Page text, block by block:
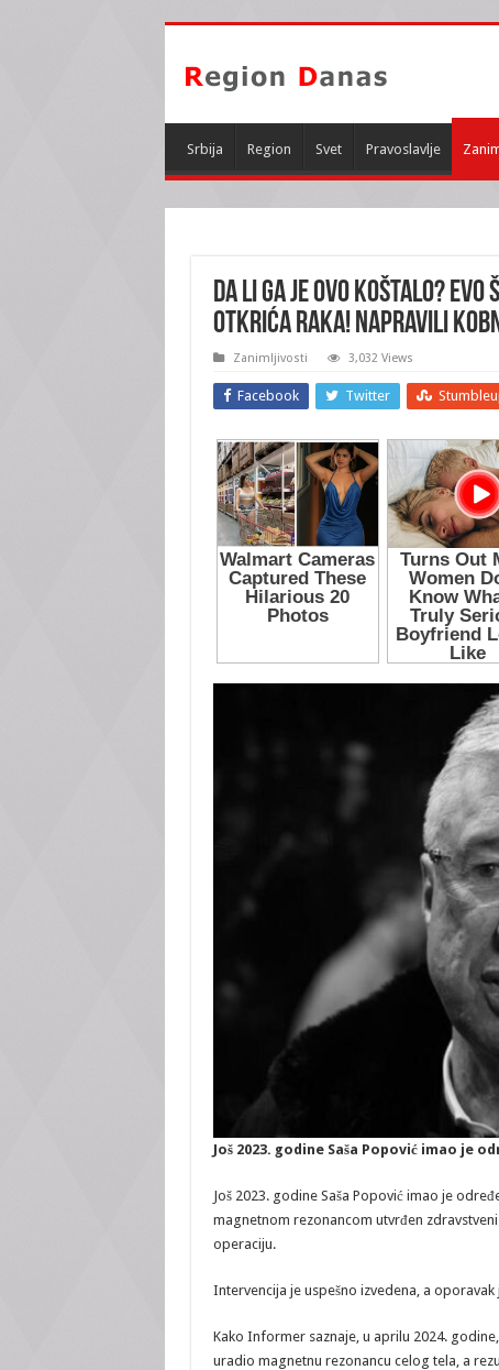
Srbija Region Svet Pravoslavlje
Da li ga je ovo koštalo?
otkrića raka! Napravili
Zanimljivosti 3,032 Views
Facebook Twitter
Još 2023. godine Saša Popović imao je
Još 2023. godine Saša Popović imao je
magnetnom rezonancom utvrđen
operaciju.
Intervencija je uspešno izvedena, a
Kako Informer saznaje, u aprilu 2024.
uradio magnetnu rezonancu celog tela, a